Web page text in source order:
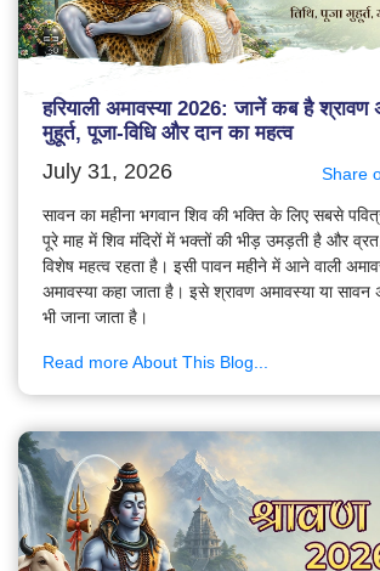
हरियाली अमावस्या 2026: जानें कब है श्रावण
मुहूर्त, पूजा-विधि और दान का महत्व
July 31, 2026 Share
सावन का महीना भगवान शिव की भक्ति के लिए सबसे
पूरे माह में शिव मंदिरों में भक्तों की भीड़ उमड़ती है और
विशेष महत्व रहता है। इसी पावन महीने में आने वाली
अमावस्या कहा जाता है। इसे श्रावण अमावस्या या सावन
भी जाना जाता है।
Read more About This Blog...